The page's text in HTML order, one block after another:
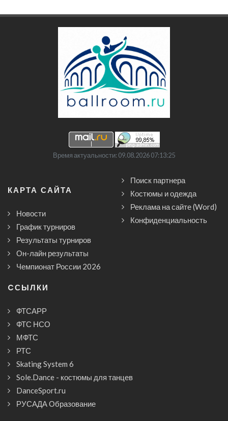
Время актуальности: 09.08.2026 07:13:25
КАРТА САЙТА
Новости
График турниров
Результаты турниров
Он-лайн результаты
Чемпионат России 2026
Поиск партнера
Костюмы и одежда
Реклама на сайте (Word)
Конфиденциальность
CСЫЛКИ
ФТСАРР
ФТС НСО
МФТС
РТС
Skating System 6
Sole.Dance - костюмы для танцев
DanceSport.ru
РУСАДА Образование